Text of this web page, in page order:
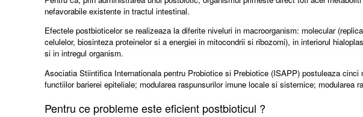
nefavorabile existente in tractul intestinal.
Efectele postbioticelor se realizeaza la diferite niveluri in macroorganism: molecular
celulelor, biosinteza proteinelor si a energiei in mitocondrii si ribozomi), in interiorul
si in intregul organism.
Asociatia Stiintifica Internationala pentru Probiotice si Prebiotice (ISAPP) postuleaza
functiilor barierei epiteliale; modularea raspunsurilor imune locale si sistemice;
Pentru ce probleme este eficient postbioticul ?